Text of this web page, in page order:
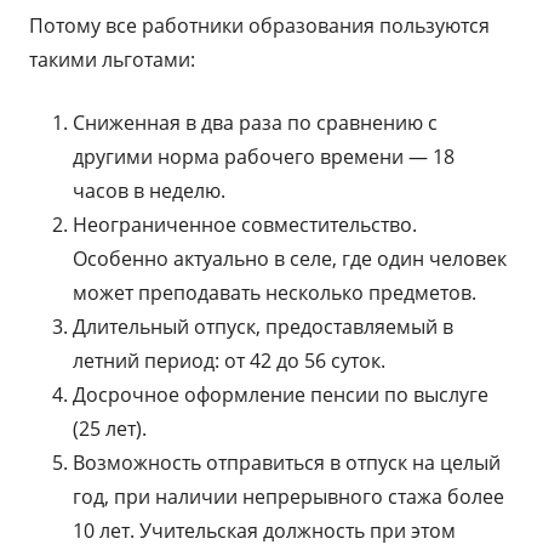
Потому все работники образования пользуются
такими льготами:
Сниженная в два раза по сравнению с
другими норма рабочего времени — 18
часов в неделю.
Неограниченное совместительство.
Особенно актуально в селе, где один человек
может преподавать несколько предметов.
Длительный отпуск, предоставляемый в
летний период: от 42 до 56 суток.
Досрочное оформление пенсии по выслуге
(25 лет).
Возможность отправиться в отпуск на целый
год, при наличии непрерывного стажа более
10 лет. Учительская должность при этом